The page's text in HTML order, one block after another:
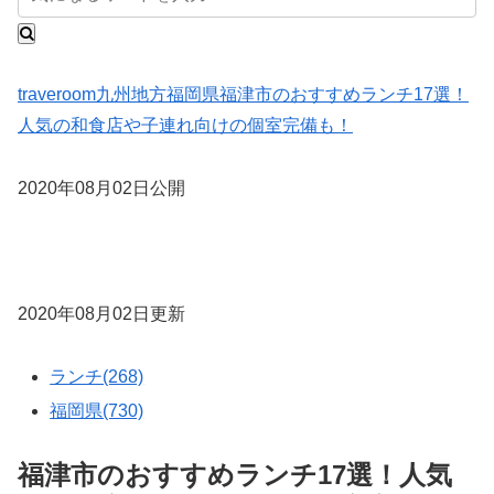
traveroom九州地方福岡県福津市のおすすめランチ17選！
人気の和食店や子連れ向けの個室完備も！
2020年08月02日公開
2020年08月02日更新
ランチ(268)
福岡県(730)
福津市のおすすめランチ17選！人気